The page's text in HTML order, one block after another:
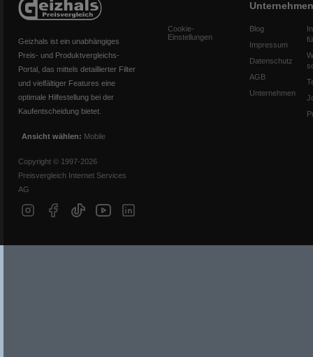
Geizhals ist ein unabhängiges
Preis- und Produktvergleichs-
Portal, das mittels detaillierter Filter
und vielfältiger Features eine
optimale Hilfestellung bei der
Kaufentscheidung bietet.
Ansicht wählen: Mobile
Copyright © 1997-2026
Preisvergleich Internet Services
AG
Cookie-
Einstellungen
Unternehmen
Blog
Impressum
Datenschutz
AGB
Unternehmen